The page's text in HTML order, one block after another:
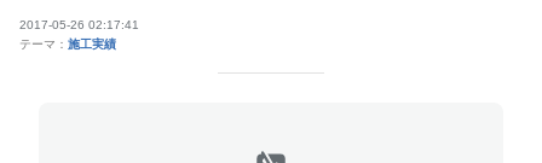
2017-05-26 02:17:41
テーマ： 施工実績